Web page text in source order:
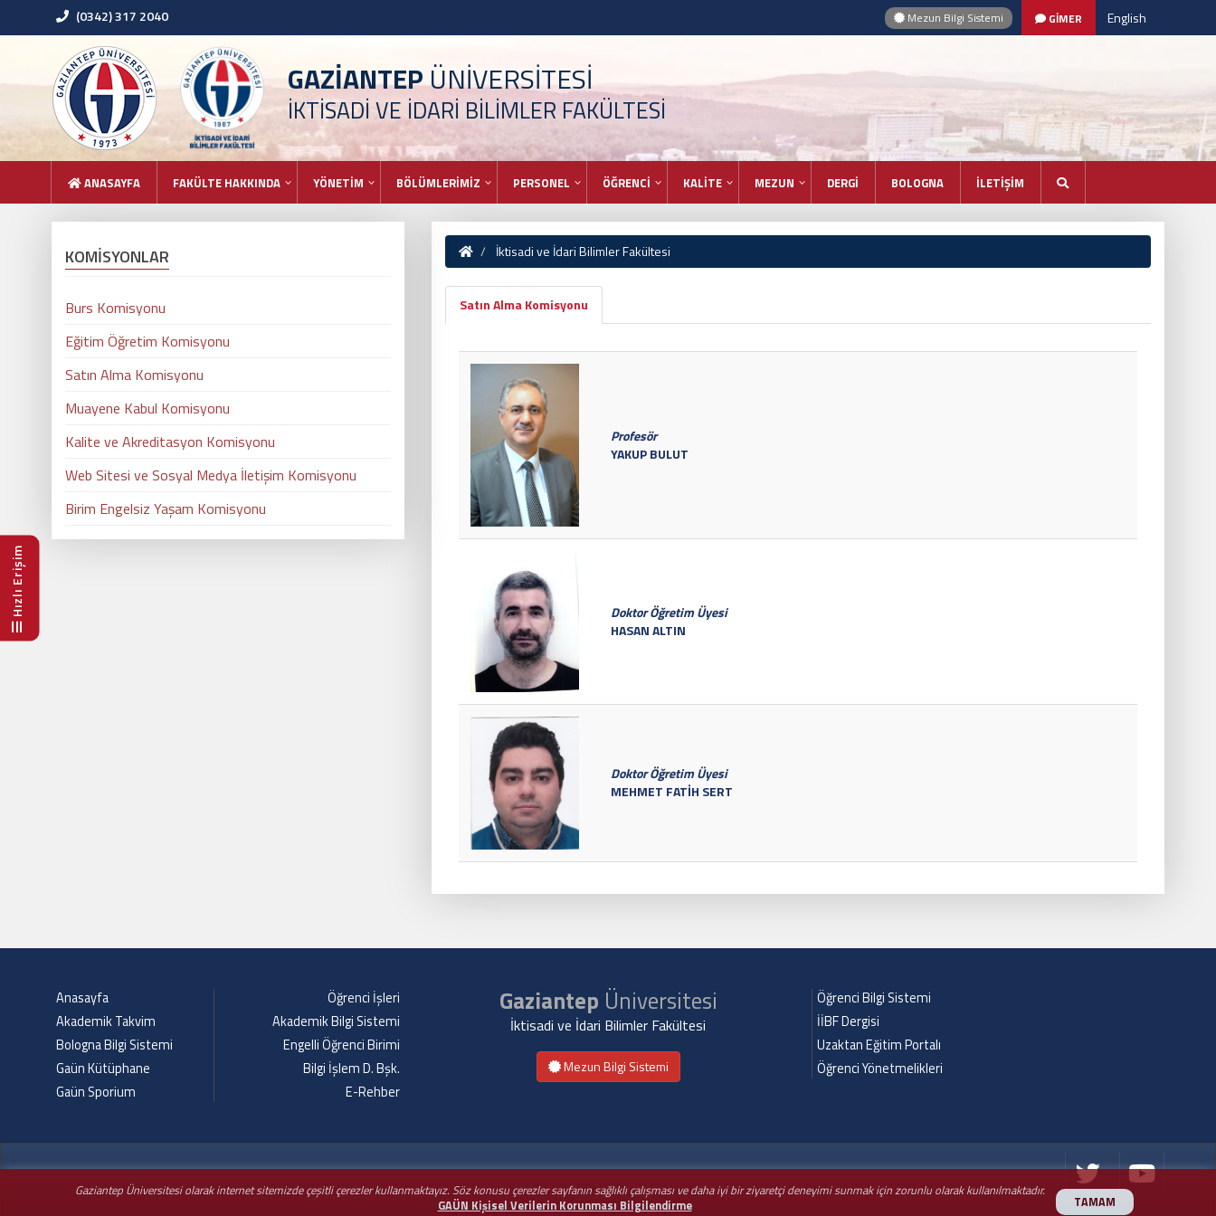
Hızlı Erişim
(0342) 317 2040 Mezun Bilgi Sistemi GİMER English
GAZİANTEPÜNİVERSİTESİ
İKTİSADİ VE İDARİ BİLİMLER FAKÜLTESİ
ANASAYFA FAKÜLTE HAKKINDA YÖNETİM BÖLÜMLERİMİZ PERSONEL ÖĞRENCİ KALİTE MEZUN DERGİ BOLOGNA İLETİŞİM
Gaziantep Üniversitesi olarak internet sitemizde çeşitli çerezler kullanmaktayız. Söz konusu çerezler sayfanın sağlıklı çalışması ve daha iyi bir ziyaretçi deneyimi sunmak için zorunlu olarak kullanılmaktadır.
GAÜN Kişisel Verilerin Korunması Bilgilendirme
TAMAM
İktisadi ve İdari Bilimler Fakültesi
Satın Alma Komisyonu
Profesör
YAKUP BULUT
Doktor Öğretim Üyesi
HASAN ALTIN
Doktor Öğretim Üyesi
MEHMET FATİH SERT
KOMİSYONLAR
Burs Komisyonu
Eğitim Öğretim Komisyonu
Satın Alma Komisyonu
Muayene Kabul Komisyonu
Kalite ve Akreditasyon Komisyonu
Web Sitesi ve Sosyal Medya İletişim Komisyonu
Birim Engelsiz Yaşam Komisyonu
Anasayfa
Akademik Takvim
Bologna Bilgi Sistemi
Gaün Kütüphane
Gaün Sporium
Öğrenci İşleri
Akademik Bilgi Sistemi
Engelli Öğrenci Birimi
Bilgi İşlem D. Bşk.
E-Rehber
Gaziantep Üniversitesi
İktisadi ve İdari Bilimler Fakültesi
Mezun Bilgi Sistemi
Öğrenci Bilgi Sistemi
İİBF Dergisi
Uzaktan Eğitim Portalı
Öğrenci Yönetmelikleri